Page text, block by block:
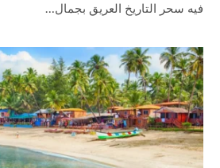
فيه سحر التاريخ العريق بجمال…